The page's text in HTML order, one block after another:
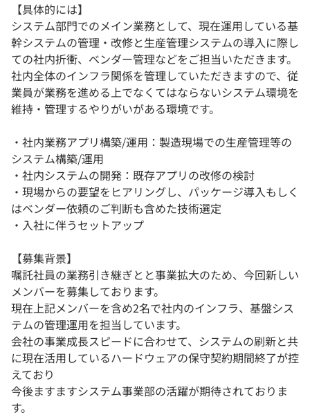
【具体的には】
システム部門でのメイン業務として、現在運用している基
幹システムの管理・改修と生産管理システムの導入に際し
ての社内折衝、ベンダー管理などをご担当いただきます。
社内全体のインフラ関係を管理していただきますので、従
業員が業務を進める上でなくてはならないシステム環境を
維持・管理するやりがいがある環境です。
・社内業務アプリ構築/運用：製造現場での生産管理等の
システム構築/運用
・社内システムの開発：既存アプリの改修の検討
・現場からの要望をヒアリングし、パッケージ導入もしく
はベンダー依頼のご判断も含めた技術選定
・入社に伴うセットアップ
【募集背景】
嘱託社員の業務引き継ぎとと事業拡大のため、今回新しい
メンバーを募集しております。
現在上記メンバーを含め2名で社内のインフラ、基盤シス
テムの管理運用を担当しています。
会社の事業成長スピードに合わせて、システムの刷新と共
に現在活用しているハードウェアの保守契約期間終了が控
えており
今後ますますシステム事業部の活躍が期待されておりま
す。